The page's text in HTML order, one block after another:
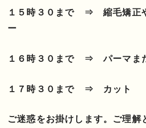
１５時３０まで ⇒ 縮毛矯正
ー
１６時３０まで ⇒ パーマま
１７時３０まで ⇒ カット
ご迷惑をお掛けします。ご理解